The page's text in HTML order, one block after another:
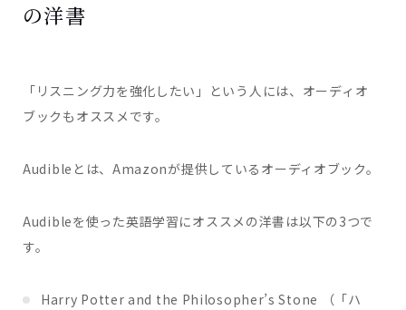
の洋書
「リスニング力を強化したい」という人には、オーディオ
ブックもオススメです。
Audibleとは、Amazonが提供しているオーディオブック。
Audibleを使った英語学習にオススメの洋書は以下の3つで
す。
Harry Potter and the Philosopher’s Stone （「ハ